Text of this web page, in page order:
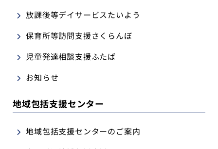
放課後等デイサービスたいよう
保育所等訪問支援さくらんぼ
児童発達相談支援ふたば
お知らせ
地域包括支援センター
地域包括支援センターのご案内